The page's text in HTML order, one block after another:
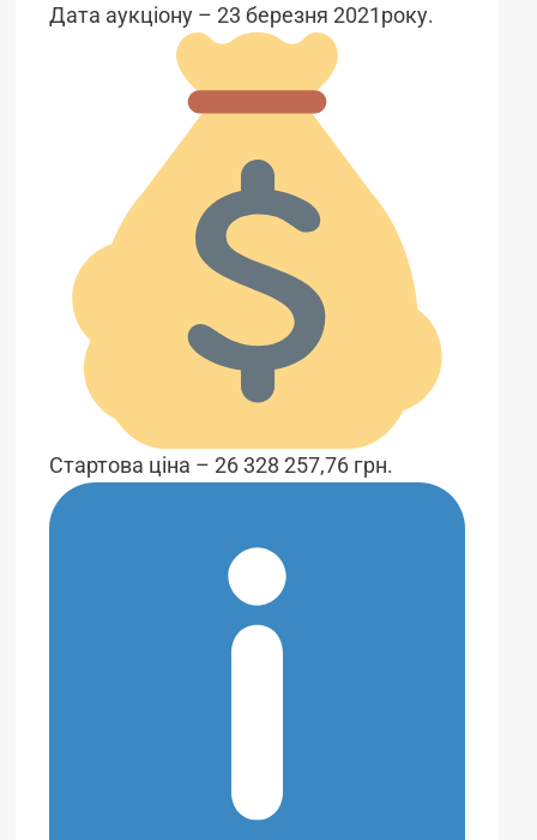
Дата аукціону – 23 березня 2021року.
Стартова ціна – 26 328 257,76 грн.